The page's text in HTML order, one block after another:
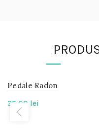
IN
STOC
Pedale Radon
35,00 lei